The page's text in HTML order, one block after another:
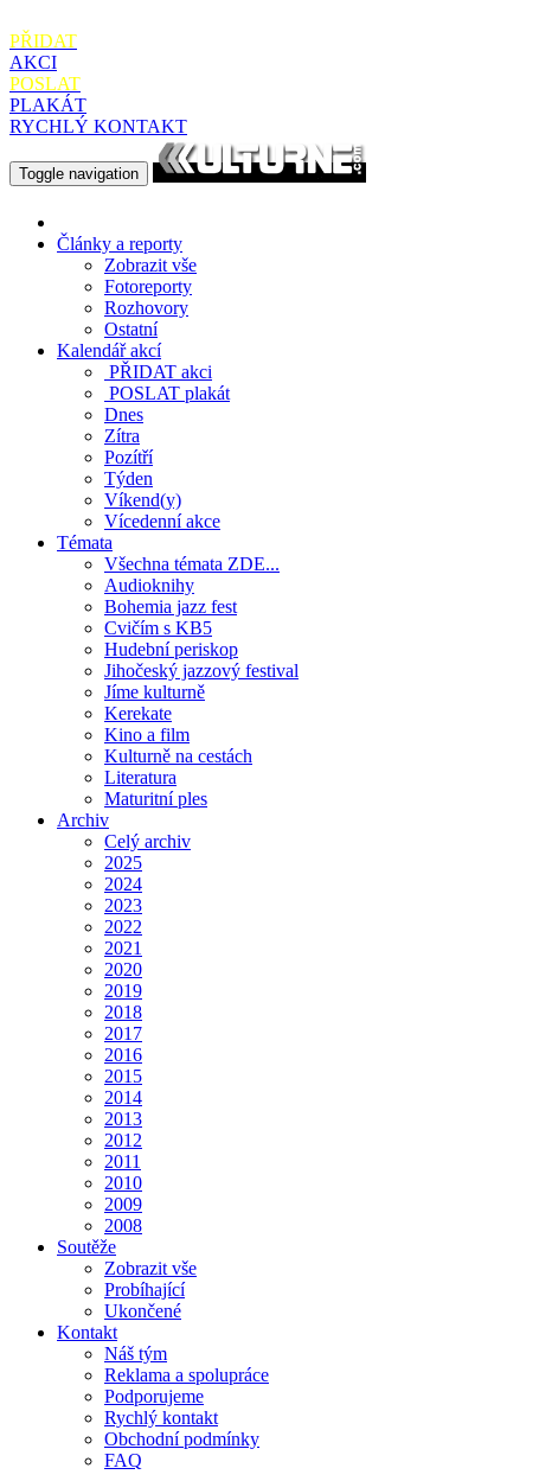
PŘIDAT
AKCI
POSLAT
PLAKÁT
RYCHLÝ KONTAKT
Toggle navigation
Články a reporty
Zobrazit vše
Fotoreporty
Rozhovory
Ostatní
Kalendář akcí
PŘIDAT akci
POSLAT plakát
Dnes
Zítra
Pozítří
Týden
Víkend(y)
Vícedenní akce
Témata
Všechna témata ZDE...
Audioknihy
Bohemia jazz fest
Cvičím s KB5
Hudební periskop
Jihočeský jazzový festival
Jíme kulturně
Kerekate
Kino a film
Kulturně na cestách
Literatura
Maturitní ples
Archiv
Celý archiv
2025
2024
2023
2022
2021
2020
2019
2018
2017
2016
2015
2014
2013
2012
2011
2010
2009
2008
Soutěže
Zobrazit vše
Probíhající
Ukončené
Kontakt
Náš tým
Reklama a spolupráce
Podporujeme
Rychlý kontakt
Obchodní podmínky
FAQ